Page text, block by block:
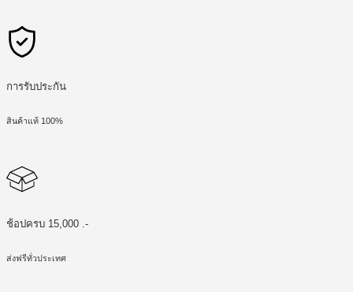
การรับประกัน
สินค้าแท้ 100%
ช้อปครบ 15,000 .-
ส่งฟรีทั่วประเทศ